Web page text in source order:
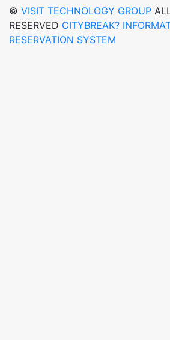
© VISIT TECHNOLOGY GROUP
RESERVED CITYBREAK?
RESERVATION SYSTEM